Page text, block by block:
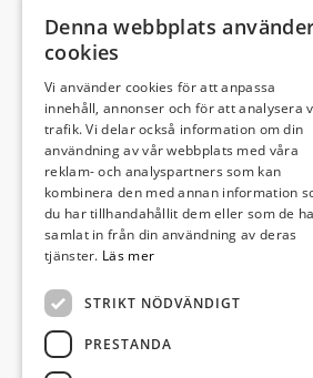
Leveransadress:
Björkhemsvägen 9
291 54 Kristianstad
Besöksadress:
Västra Boulevarden 41
(enligt överenskommelse)
info@invectus.net
Denna webbplats
cookies
Vi använder cookies för att anpassa
innehåll, annonser och för att analysera
trafik. Vi delar också information om din
användning av vår webbplats med våra
reklam- och analyspartners som kan
kombinera den med annan information
du har tillhandahållit dem eller som de
samlat in från din användning av deras
tjänster. Läs mer
STRIKT NÖDVÄNDIGT
PRESTANDA